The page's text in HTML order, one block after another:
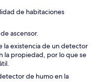
de habitaciones
ascensor.
la existencia de un detector
la propiedad, por lo que se
de humo en la